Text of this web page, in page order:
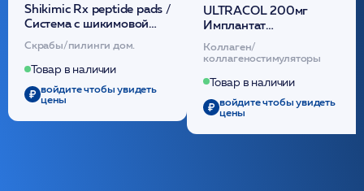
Shikimic Rx peptide pads /
Cистема с шикимовой
кислотой обновляющая
(30шт) /HP
Скрабы/пилинги дом.
Товар в наличии
войдите чтобы увидеть
цены
ULTRACOL 200мг
Имплантат
внутридермальный,
стерильный на основе
полидиоксанона
/ULTRACOL
Коллаген/
коллагеностимуляторы
Товар в наличии
войдите чтобы увидеть
цены